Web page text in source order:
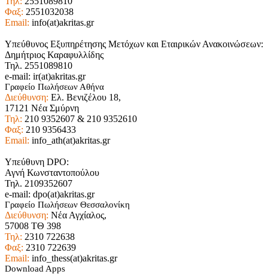
Φαξ: 2551032038
Email: info(at)akritas.gr
Υπεύθυνος Εξυπηρέτησης Μετόχων και Εταιρικών Ανακοινώσεων:
Δημήτριος Καραφυλλίδης
Τηλ. 2551089810
e-mail: ir(at)akritas.gr
Γραφείο Πωλήσεων Αθήνα
Διεύθυνση: Ελ. Βενιζέλου 18,
17121 Νέα Σμύρνη
Τηλ: 210 9352607 & 210 9352610
Φαξ: 210 9356433
Email: info_ath(at)akritas.gr
Υπεύθυνη DPO:
Αγνή Κωνσταντοπούλου
Τηλ. 2109352607
e-mail: dpo(at)akritas.gr
Γραφείο Πωλήσεων Θεσσαλονίκη
Διεύθυνση: Νέα Αγχίαλος,
57008 ΤΘ 398
Τηλ: 2310 722638
Φαξ: 2310 722639
Email: info_thess(at)akritas.gr
Download Apps